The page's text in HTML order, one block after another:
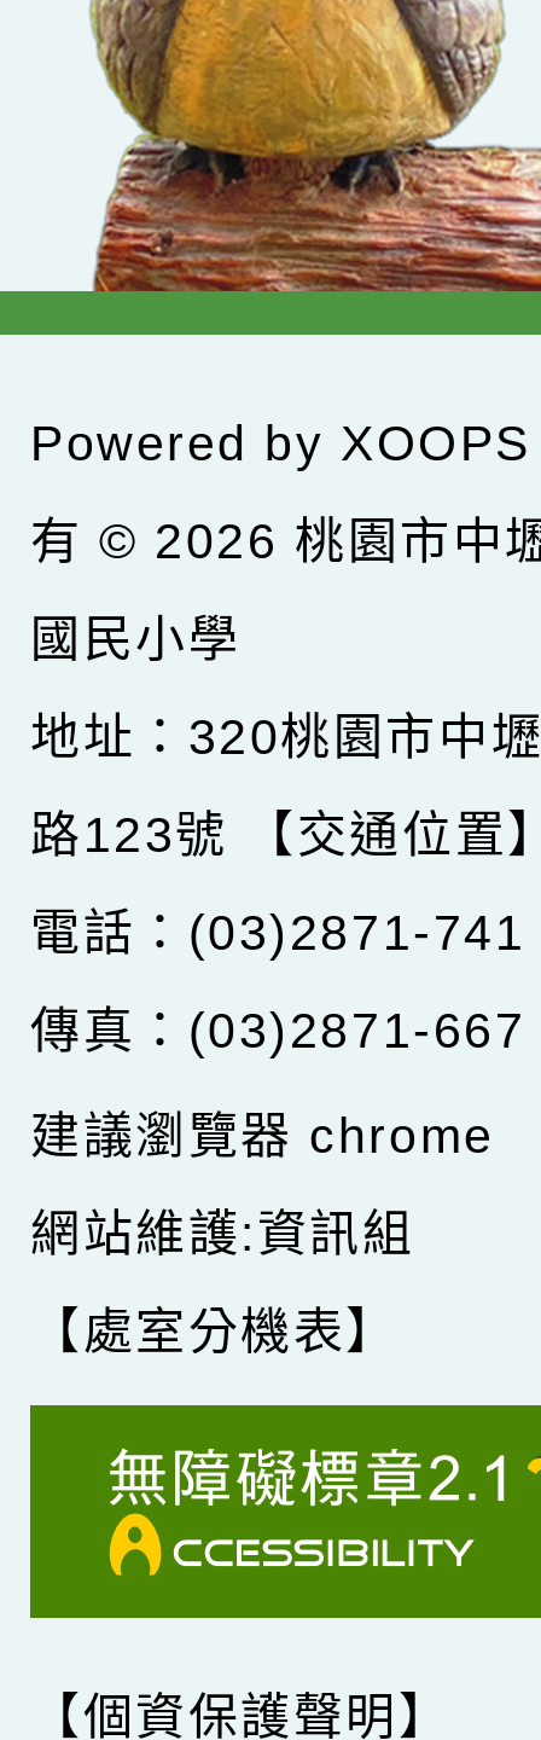
Powered by XOOPS
有 © 2026 桃園市中
國民小學
地址：320桃園市中
路123號
【交通位置
電話：(03)2871-741
傳真：(03)2871-667
建議瀏覽器 chrome
網站維護:資訊組
【處室分機表】
【個資保護聲明】